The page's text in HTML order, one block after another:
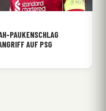
PAUKENSCHLAG
AUF PSG